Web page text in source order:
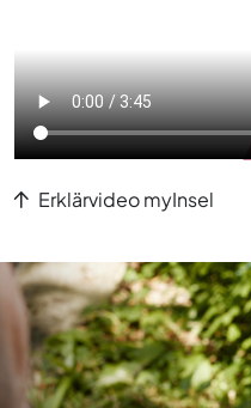
Erklärvideo myInsel